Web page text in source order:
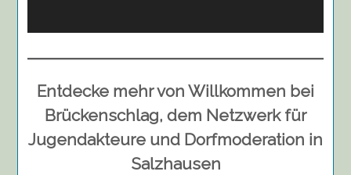
Entdecke mehr von Willkommen bei
Brückenschlag, dem Netzwerk für
Jugendakteure und Dorfmoderation in
Salzhausen